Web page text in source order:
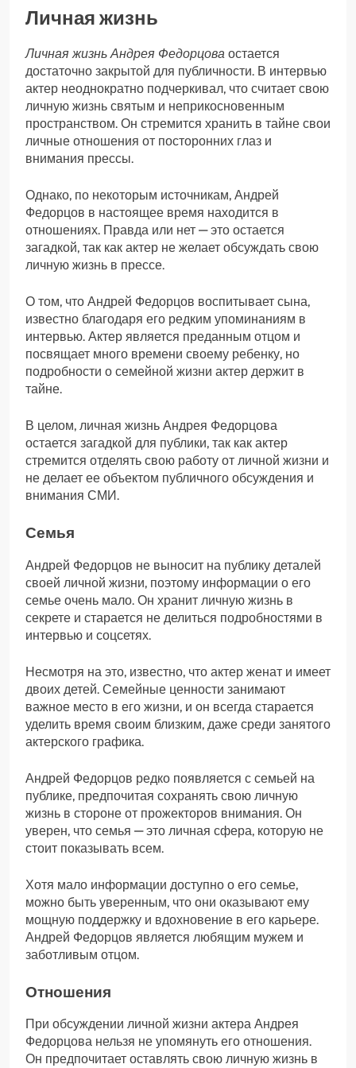
Личная жизнь
Личная жизнь Андрея Федорцова остается
достаточно закрытой для публичности. В интервью
актер неоднократно подчеркивал, что считает свою
личную жизнь святым и неприкосновенным
пространством. Он стремится хранить в тайне свои
личные отношения от посторонних глаз и
внимания прессы.
Однако, по некоторым источникам, Андрей
Федорцов в настоящее время находится в
отношениях. Правда или нет — это остается
загадкой, так как актер не желает обсуждать свою
личную жизнь в прессе.
О том, что Андрей Федорцов воспитывает сына,
известно благодаря его редким упоминаниям в
интервью. Актер является преданным отцом и
посвящает много времени своему ребенку, но
подробности о семейной жизни актер держит в
тайне.
В целом, личная жизнь Андрея Федорцова
остается загадкой для публики, так как актер
стремится отделять свою работу от личной жизни и
не делает ее объектом публичного обсуждения и
внимания СМИ.
Семья
Андрей Федорцов не выносит на публику деталей
своей личной жизни, поэтому информации о его
семье очень мало. Он хранит личную жизнь в
секрете и старается не делиться подробностями в
интервью и соцсетях.
Несмотря на это, известно, что актер женат и имеет
двоих детей. Семейные ценности занимают
важное место в его жизни, и он всегда старается
уделить время своим близким, даже среди занятого
актерского графика.
Андрей Федорцов редко появляется с семьей на
публике, предпочитая сохранять свою личную
жизнь в стороне от прожекторов внимания. Он
уверен, что семья — это личная сфера, которую не
стоит показывать всем.
Хотя мало информации доступно о его семье,
можно быть уверенным, что они оказывают ему
мощную поддержку и вдохновение в его карьере.
Андрей Федорцов является любящим мужем и
заботливым отцом.
Отношения
При обсуждении личной жизни актера Андрея
Федорцова нельзя не упомянуть его отношения.
Он предпочитает оставлять свою личную жизнь в